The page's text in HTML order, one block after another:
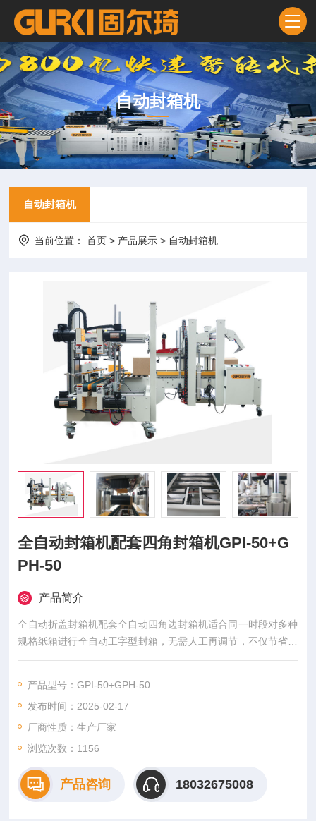
自动封箱机
自动封箱机
当前位置：首页 > 产品展示 > 自动封箱机
全自动封箱机配套四角封箱机GPI-50+G
PH-50
产品简介
全自动折盖封箱机配套全自动四角边封箱机适合同一时段对多种
规格纸箱进行全自动工字型封箱，无需人工再调节，不仅节省人
工还提高效率。该款封箱机广泛应用于食品、医药、日化、玩
产品型号：GPI-50+GPH-50
发布时间：2025-02-17
厂商性质：生产厂家
浏览次数： 1156
产品咨询 18032675008